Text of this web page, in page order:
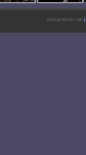
photographies par